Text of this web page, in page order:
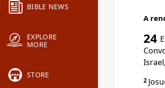
BIBLE NEWS
EXPLORE
MORE
STORE
A
24
2